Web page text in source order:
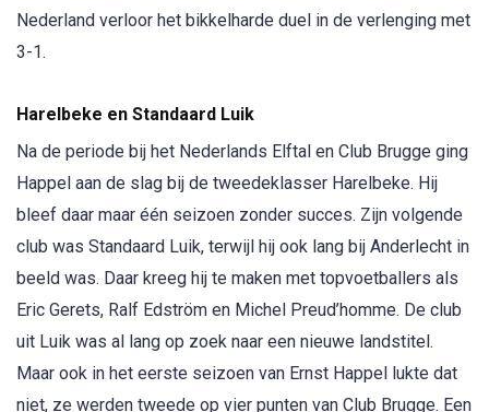
Nederland verloor het bikkelharde duel in de verlenging met
3-1.
Harelbeke en Standaard Luik
Na de periode bij het Nederlands Elftal en Club Brugge ging
Happel aan de slag bij de tweedeklasser Harelbeke. Hij
bleef daar maar één seizoen zonder succes. Zijn volgende
club was Standaard Luik, terwijl hij ook lang bij Anderlecht in
beeld was. Daar kreeg hij te maken met topvoetballers als
Eric Gerets, Ralf Edström en Michel Preud’homme. De club
uit Luik was al lang op zoek naar een nieuwe landstitel.
Maar ook in het eerste seizoen van Ernst Happel lukte dat
niet, ze werden tweede op vier punten van Club Brugge. Een